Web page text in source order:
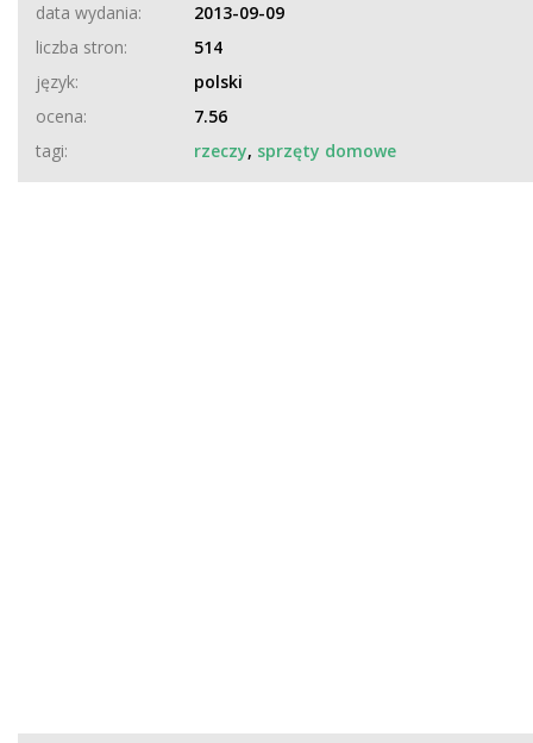
data wydania:
2013-09-09
liczba stron:
514
język:
polski
ocena:
7.56
tagi:
rzeczy, sprzęty domowe